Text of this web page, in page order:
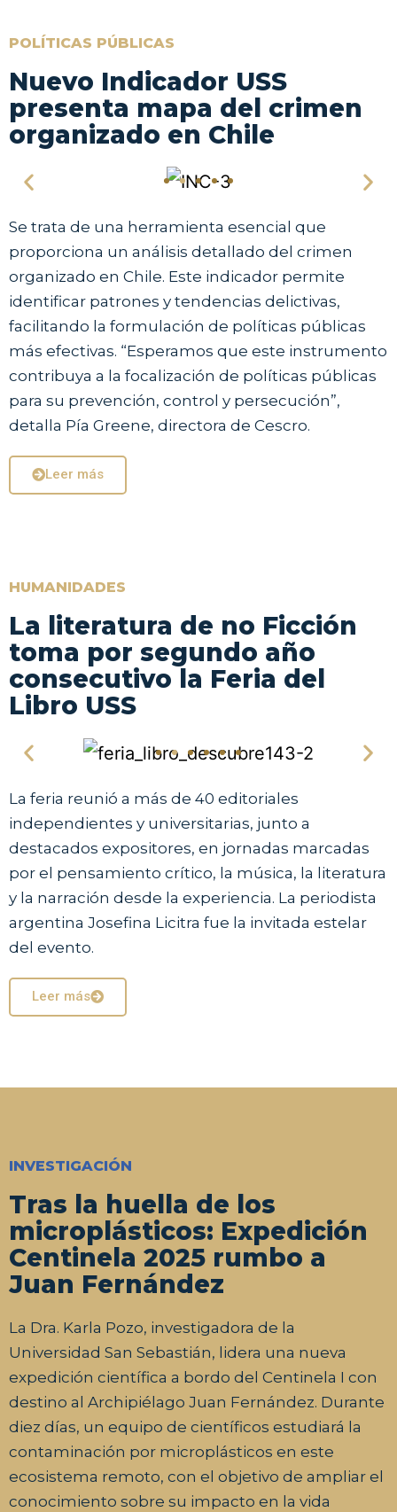
POLÍTICAS PÚBLICAS
Nuevo Indicador USS
presenta mapa del crimen
organizado en Chile
Se trata de una herramienta esencial que
proporciona un análisis detallado del crimen
organizado en Chile. Este indicador permite
identificar patrones y tendencias delictivas,
facilitando la formulación de políticas públicas
más efectivas. “Esperamos que este instrumento
contribuya a la focalización de políticas públicas
para su prevención, control y persecución”,
detalla Pía Greene, directora de Cescro.
Leer más
HUMANIDADES
La literatura de no Ficción
toma por segundo año
consecutivo la Feria del
Libro USS
La feria reunió a más de 40 editoriales
independientes y universitarias, junto a
destacados expositores, en jornadas marcadas
por el pensamiento crítico, la música, la literatura
y la narración desde la experiencia. La periodista
argentina Josefina Licitra fue la invitada estelar
del evento.
Leer más
INVESTIGACIÓN
Tras la huella de los
microplásticos: Expedición
Centinela 2025 rumbo a
Juan Fernández
La Dra. Karla Pozo, investigadora de la
Universidad San Sebastián, lidera una nueva
expedición científica a bordo del Centinela I con
destino al Archipiélago Juan Fernández. Durante
diez días, un equipo de científicos estudiará la
contaminación por microplásticos en este
ecosistema remoto, con el objetivo de ampliar el
conocimiento sobre su impacto en la vida